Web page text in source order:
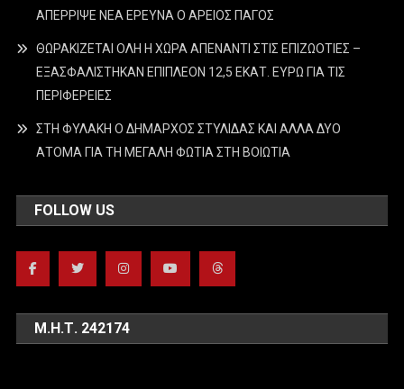
ΑΠΕΡΡΙΨΕ ΝΕΑ ΕΡΕΥΝΑ Ο ΑΡΕΙΟΣ ΠΑΓΟΣ
ΘΩΡΑΚΙΖΕΤΑΙ ΟΛΗ Η ΧΩΡΑ ΑΠΕΝΑΝΤΙ ΣΤΙΣ ΕΠΙΖΩΟΤΙΕΣ –
ΕΞΑΣΦΑΛΙΣΤΗΚΑΝ ΕΠΙΠΛΕΟΝ 12,5 ΕΚΑΤ. ΕΥΡΩ ΓΙΑ ΤΙΣ
ΠΕΡΙΦΕΡΕΙΕΣ
ΣΤΗ ΦΥΛΑΚΗ Ο ΔΗΜΑΡΧΟΣ ΣΤΥΛΙΔΑΣ ΚΑΙ ΑΛΛΑ ΔΥΟ
ΑΤΟΜΑ ΓΙΑ ΤΗ ΜΕΓΑΛΗ ΦΩΤΙΑ ΣΤΗ ΒΟΙΩΤΙΑ
FOLLOW US
Μ.Η.Τ. 242174